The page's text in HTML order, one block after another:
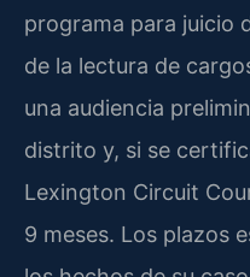
programa para juicio
de la lectura de
una audiencia
distrito y, si se
Lexington Circuit
9 meses. Los plazos